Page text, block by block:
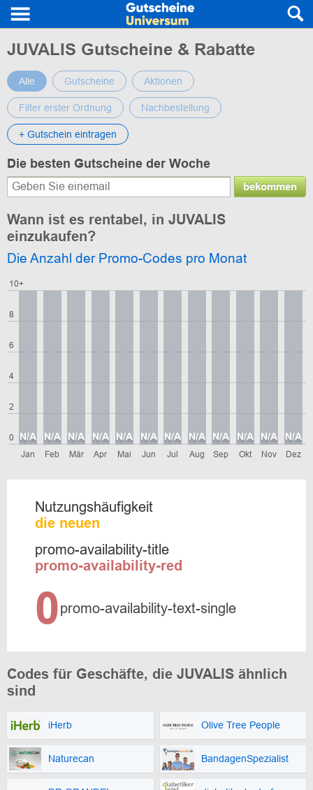
JUVALIS Gutscheine & Rabatte
Alle Gutscheine Aktionen
Filter erster Ordnung Nachbestellung
+ Gutschein eintragen
Die besten Gutscheine der Woche
bekommen
Wann ist es rentabel, in JUVALIS
einzukaufen?
Die Anzahl der Promo-Codes pro Monat
0
2
4
6
8
10+
Jan
N/A
Feb
N/A
Mär
N/A
Apr
N/A
Mai
N/A
Jun
N/A
Jul
N/A
Aug
N/A
Sep
N/A
Okt
N/A
Nov
N/A
Dez
N/A
Nutzungshäufigkeit
die neuen
promo-availability-title
promo-availability-red
0promo-availability-text-single
Codes für Geschäfte, die JUVALIS ähnlich
sind
iHerb Olive Tree People
Naturecan BandagenSpezialist